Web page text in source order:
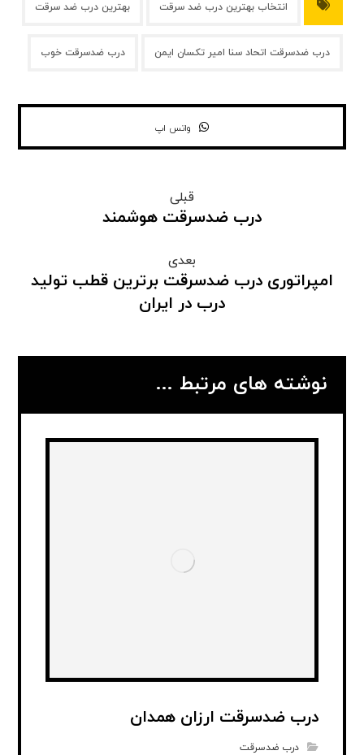
انتخاب بهترین درب ضد سرقت بهترین درب ضد سرقت
درب ضدسرقت اتحاد سنا امیر تکسان ایمن درب ضدسرقت خوب
واتس اپ
قبلی
درب ضدسرقت هوشمند
بعدی
امپراتوری درب ضدسرقت برترین قطب تولید
درب در ایران
نوشته های مرتبط ...
درب ضدسرقت ارزان همدان
درب ضدسرقت